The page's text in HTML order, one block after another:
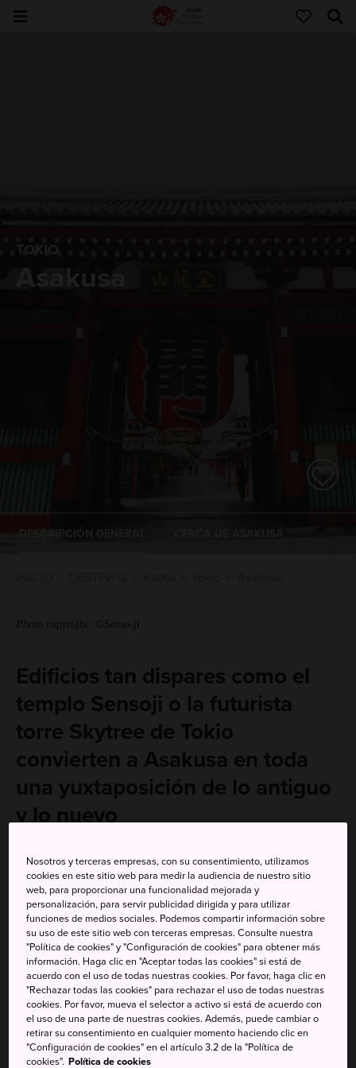
TOKIO
Asakusa
DESCRIPCIÓN GENERAL
Photo copyright: ©Senso-ji
Edificios tan dispares como el
templo Sensoji o la futurista
torre Skytree de Tokio
convierten a Asakusa en toda
una yuxtaposición de lo antiguo
y lo nuevo
Kaminarimon, que significa literalmente «puerta del
trueno», y camina a través de espirales de humo de
incienso hasta llegar al emblemático templo Sensoji,
donde se suele dejar una donación de 5 yenes.
Asakusa, un distrito famoso por su deliciosa comida
callejera, abundantes tiendas y encanto retro, es un lugar
de obligada visita durante tu estancia en Tokio.
Nosotros y terceras empresas, con su consentimiento, utilizamos
cookies en este sitio web para medir la audiencia de nuestro sitio
web, para proporcionar una funcionalidad mejorada y
personalización, para servir publicidad dirigida y para utilizar
funciones de medios sociales. Podemos compartir información sobre
su uso de este sitio web con terceras empresas. Consulte nuestra
"Política de cookies" y "Configuración de cookies" para obtener más
información. Haga clic en "Aceptar todas las cookies" si está de
acuerdo con el uso de todas nuestras cookies. Por favor, haga clic en
"Rechazar todas las cookies" para rechazar el uso de todas nuestras
cookies. Por favor, mueva el selector a activo si está de acuerdo con
el uso de una parte de nuestras cookies. Además, puede cambiar o
retirar su consentimiento en cualquier momento haciendo clic en
"Configuración de cookies" en el artículo 3.2 de la "Política de
cookies". Política de cookies